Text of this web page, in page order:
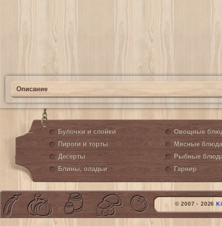
Описание
Булочки и слойки
Пироги и торты
Десерты
Блины, оладьи
Овощные
Мясные блюда
Рыбные
Гарнир
© 2007 - 2026